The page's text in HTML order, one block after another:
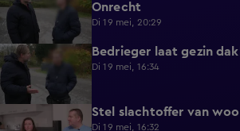
Onrecht
Di 19 mei, 20:29
0:54 Bedrieger laat gezin
Di 19 mei, 16:34
1:23 Stel slachtoffer van
Di 19 mei, 16:32